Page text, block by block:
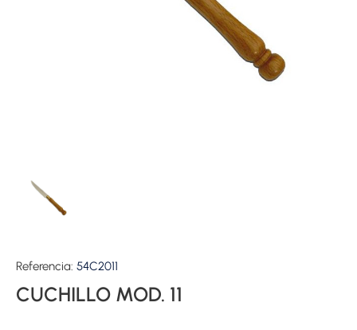
Referencia: 54C2011
CUCHILLO MOD. 11